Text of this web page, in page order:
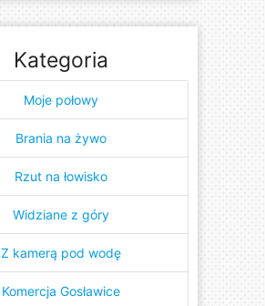
Kategoria
Moje połowy
Brania na żywo
Rzut na łowisko
Widziane z góry
Z kamerą pod wodę
Komercja Gosławice